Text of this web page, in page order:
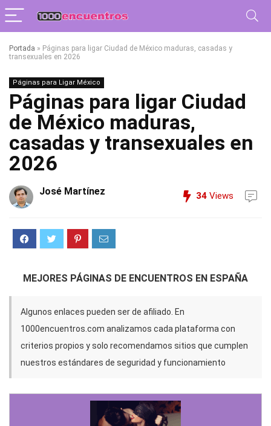
Portada » Páginas para ligar Ciudad de México maduras, casadas y
transexuales en 2026
Páginas para Ligar México
Páginas para ligar Ciudad
de México maduras,
casadas y transexuales en
2026
José Martínez 34 Views
MEJORES PÁGINAS DE ENCUENTROS EN ESPAÑA
Algunos enlaces pueden ser de afiliado. En
1000encuentros.com analizamos cada plataforma con
criterios propios y solo recomendamos sitios que cumplen
nuestros estándares de seguridad y funcionamiento